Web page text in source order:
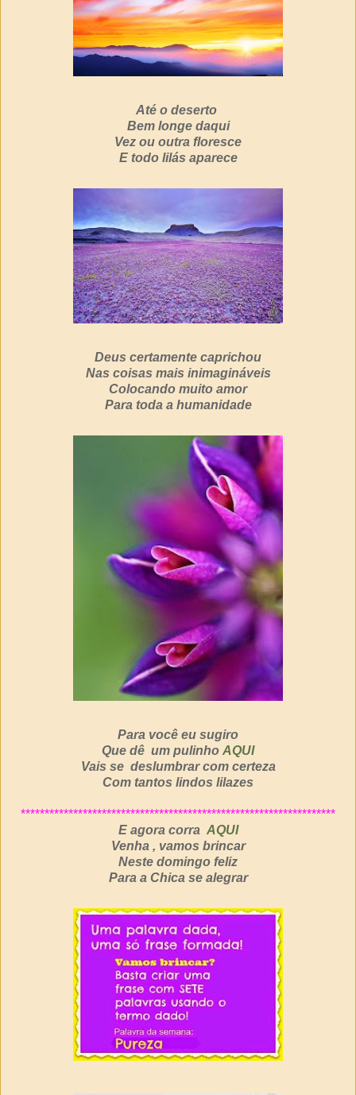
Até o deserto
Bem longe daqui
Vez ou outra floresce
E todo lilás aparece
Deus certamente caprichou
Nas coisas mais inimagináveis
Colocando muito amor
Para toda a humanidade
Para você eu sugiro
Que dê um pulinho AQUI
Vais se deslumbrar com certeza
Com tantos lindos lilazes
******************************************************************
E agora corra AQUI
Venha , vamos brincar
Neste domingo feliz
Para a Chica se alegrar